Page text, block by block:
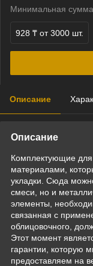
Минимальная
928 ₸ от 3000 шт.
Описание
Описание
Комплектующие
материалами,
укладки. Сюда
смеси, но и
элементы,
связанная с
облицовочного,
Этот момент
гарантии, которую
предоставляем на